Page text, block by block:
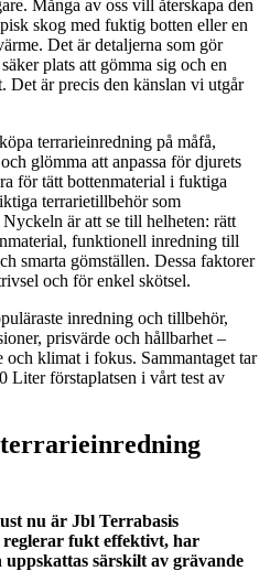
Många av oss vill återskapa den
skog med fuktig botten eller en
Det är detaljerna som gör
plats att gömma sig och en
är precis den känslan vi utgår
terrarieinredning på måfå,
glömma att anpassa för djurets
för tätt bottenmaterial i fuktiga
terrarietillbehör som
är att se till helheten: rätt
funktionell inredning till
smarta gömställen. Dessa faktorer
och för enkel skötsel.
inredning och tillbehör,
prisvärde och hållbarhet –
och klimat i fokus. Sammantaget tar
Liter förstaplatsen i vårt test av
nu är Jbl Terrabasis
fukt effektivt, har
särskilt av grävande